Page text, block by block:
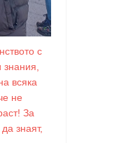
с
всяка
не
За
знаят,